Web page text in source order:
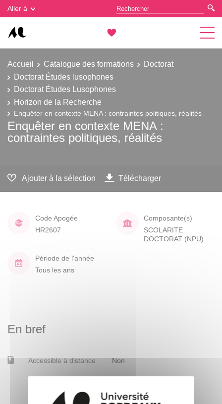
Aller à
Accueil Catalogue des formations
Doctorat
Doctorat Études lusophones
Doctorat Études Lusophones
Horizon de la Recherche
Enquêter en contexte MENA : contraintes politiques, réalités
Enquêter en contexte MENA :
contraintes politiques, réalités
Ajouter à la sélection Télécharger
Code Apogée
HR2607
Composante(s)
SCOLARITE
DOCTORAT (NPU)
Période de l'année
Tous les ans
En bref
Accessible à distance Non
Gestion des cookies